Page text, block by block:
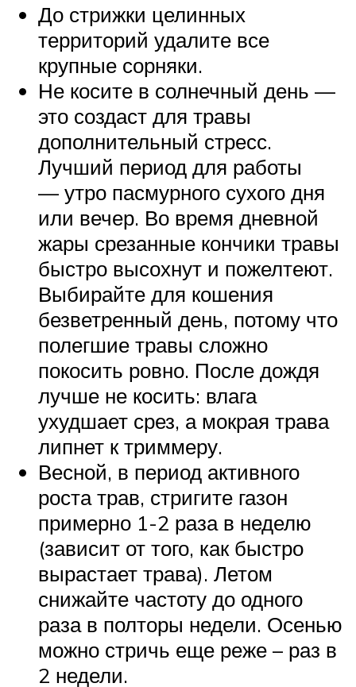
До стрижки целинных
территорий удалите все
крупные сорняки.
Не косите в солнечный день —
это создаст для травы
дополнительный стресс.
Лучший период для работы
— утро пасмурного сухого дня
или вечер. Во время дневной
жары срезанные кончики травы
быстро высохнут и пожелтеют.
Выбирайте для кошения
безветренный день, потому что
полегшие травы сложно
покосить ровно. После дождя
лучше не косить: влага
ухудшает срез, а мокрая трава
липнет к триммеру.
Весной, в период активного
роста трав, стригите газон
примерно 1-2 раза в неделю
(зависит от того, как быстро
вырастает трава). Летом
снижайте частоту до одного
раза в полторы недели. Осенью
можно стричь еще реже – раз в
2 недели.